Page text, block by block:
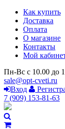
Как купить
Доставка
Оплата
О магазине
Контакты
Мой
Пн-Вс с 10.00 до
sale@opt-cveti.ru
Вход
7 (909) 153-81-63